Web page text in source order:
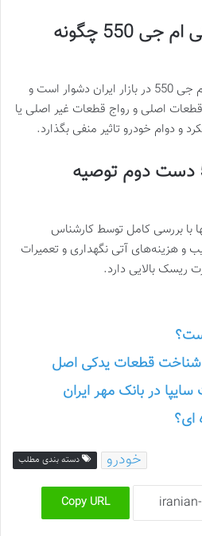
وضعیت قطعات یدکی ام جی 550 چگونه
تامین قطعات یدکی اورجینال ام جی 550 در بازار ایران دشوار است و
اصلی و رواج قطعات غیر اصلی یا
و دوام خودرو تاثیر منفی بگذارد.
آیا خرید ام جی 550 دست دوم توصیه
دوم تنها با بررسی کامل توسط کارشناس
و هزینه‌های آتی نگهداری و تعمیرات
ریسک بالایی دارد.
شناخت قطعات یدکی اصل
در بانک مهر ایران
دسته بندی مطلب خودرو
Copy URL